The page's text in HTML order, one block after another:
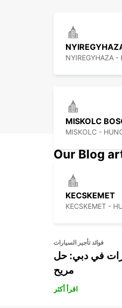
NYIREGYHAZA -
MISKOLC
MISKOLC -
KECSKEMET
KECSKEMET -
Our Blog
فوائد تأجير السيارات
في دبي: حل
مريح
اقرأ أكثر